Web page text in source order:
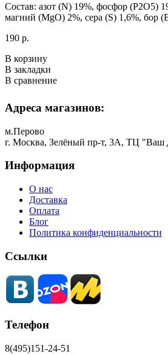
Состав: азот (N) 19%, фосфор (Р2О5)
магний (MgO) 2%, сера (S) 1,6%, бор
190 р.
В корзину
В закладки
В сравнение
Адреса магазинов:
м.Перово
г. Москва, Зелёный пр-т, 3А, ТЦ "Ваш
Информация
О нас
Доставка
Оплата
Блог
Политика конфиденциальности
Ссылки
Телефон
8(495)151-24-51